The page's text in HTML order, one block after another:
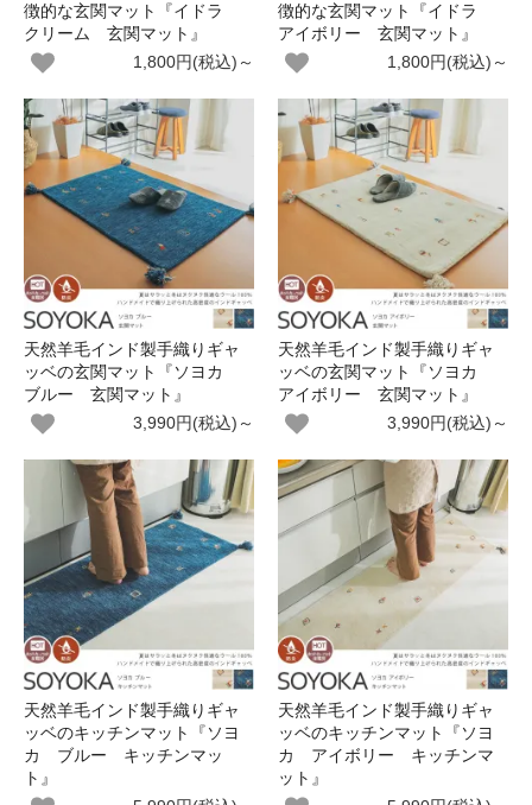
徴的な玄関マット『イドラ
クリーム 玄関マット』
1,800円(税込)～
徴的な玄関マット『イドラ
アイボリー 玄関マット』
1,800円(税込)～
天然羊毛インド製手織りギャ
ッベの玄関マット『ソヨカ
ブルー 玄関マット』
3,990円(税込)～
天然羊毛インド製手織りギャ
ッベの玄関マット『ソヨカ
アイボリー 玄関マット』
3,990円(税込)～
天然羊毛インド製手織りギャ
ッベのキッチンマット『ソヨ
カ ブルー キッチンマッ
ト』
天然羊毛インド製手織りギャ
ッベのキッチンマット『ソヨ
カ アイボリー キッチンマ
ット』